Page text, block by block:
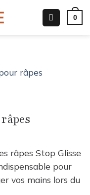
0
râpes Stop Glisse
pour
vos mains lors du